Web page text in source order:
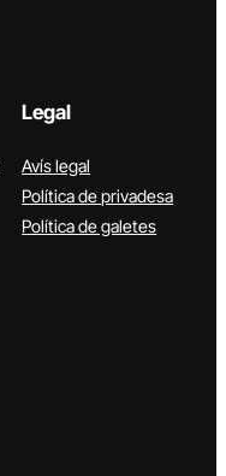
Legal
Avís legal
Política de privadesa
Política de galetes